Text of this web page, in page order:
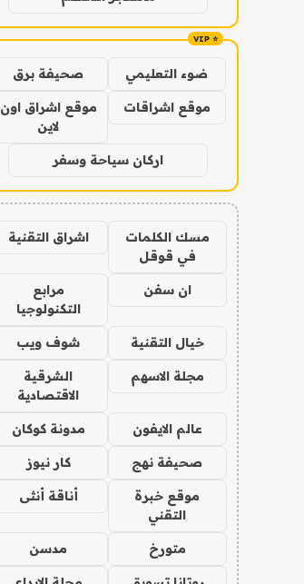
ضوء التعليمي صحيفة برق
موقع اشراقات
موقع اشراق اون
لاين
اركان سياحة وسفر
مسك الكلمات
في قوقل
اشراق التقنية
ان سفن
مرابع
التكنولوجيا
خيال التقنية شوف ويب
مجلة الاسهم
الشرقية
الاقتصادية
عالم الايفون مدونة كوكان
صحيفة نهج كار نيوز
موقع خبرة
التقني
أناقة أنثى
متورخ مدسن